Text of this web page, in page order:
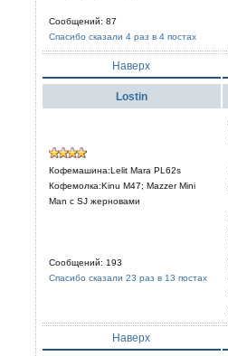
Сообщений: 87
Спасибо сказали 4 раз в 4 постах
Наверх
Lostin
Кофемашина:Lelit Mara PL62s
Кофемолка:Kinu M47; Mazzer Mini
Man c SJ жерновами
Сообщений: 193
Спасибо сказали 23 раз в 13 постах
Наверх